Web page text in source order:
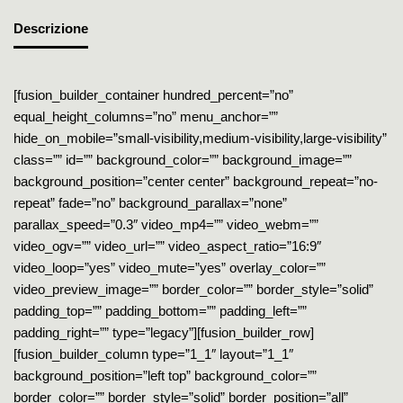
Descrizione
[fusion_builder_container hundred_percent=”no”
equal_height_columns=”no” menu_anchor=””
hide_on_mobile=”small-visibility,medium-visibility,large-visibility”
class=”” id=”” background_color=”” background_image=””
background_position=”center center” background_repeat=”no-
repeat” fade=”no” background_parallax=”none”
parallax_speed=”0.3″ video_mp4=”” video_webm=””
video_ogv=”” video_url=”” video_aspect_ratio=”16:9″
video_loop=”yes” video_mute=”yes” overlay_color=””
video_preview_image=”” border_color=”” border_style=”solid”
padding_top=”” padding_bottom=”” padding_left=””
padding_right=”” type=”legacy”][fusion_builder_row]
[fusion_builder_column type=”1_1″ layout=”1_1″
background_position=”left top” background_color=””
border_color=”” border_style=”solid” border_position=”all”